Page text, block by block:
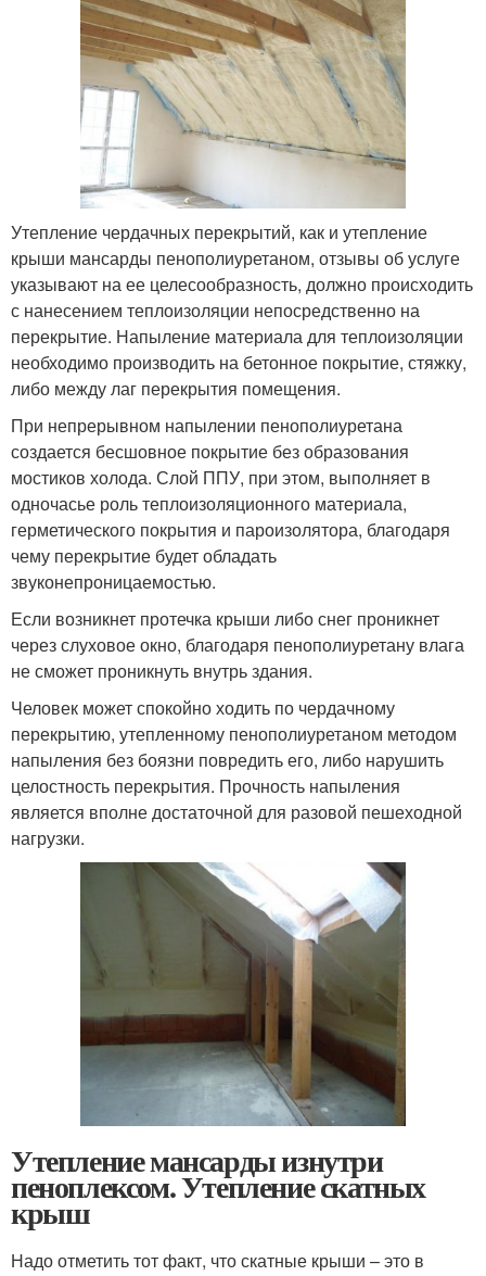
Утепление чердачных перекрытий, как и утепление
крыши мансарды пенополиуретаном, отзывы об услуге
указывают на ее целесообразность, должно происходить
с нанесением теплоизоляции непосредственно на
перекрытие. Напыление материала для теплоизоляции
необходимо производить на бетонное покрытие, стяжку,
либо между лаг перекрытия помещения.
При непрерывном напылении пенополиуретана
создается бесшовное покрытие без образования
мостиков холода. Слой ППУ, при этом, выполняет в
одночасье роль теплоизоляционного материала,
герметического покрытия и пароизолятора, благодаря
чему перекрытие будет обладать
звуконепроницаемостью.
Если возникнет протечка крыши либо снег проникнет
через слуховое окно, благодаря пенополиуретану влага
не сможет проникнуть внутрь здания.
Человек может спокойно ходить по чердачному
перекрытию, утепленному пенополиуретаном методом
напыления без боязни повредить его, либо нарушить
целостность перекрытия. Прочность напыления
является вполне достаточной для разовой пешеходной
нагрузки.
Утепление мансарды изнутри
пеноплексом. Утепление скатных
крыш
Надо отметить тот факт, что скатные крыши – это в